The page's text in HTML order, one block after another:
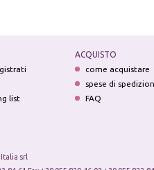
list
ACQUISTO
come acquistare
spese di
FAQ
Italia srl